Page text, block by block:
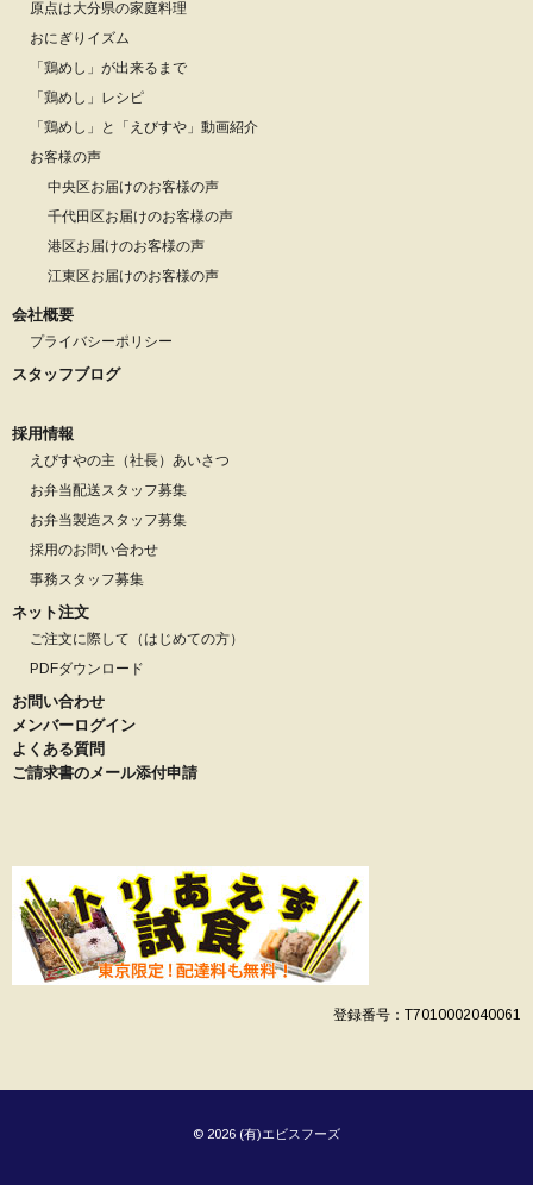
原点は大分県の家庭料理
おにぎりイズム
「鶏めし」が出来るまで
「鶏めし」レシピ
「鶏めし」と「えびすや」動画紹介
お客様の声
中央区お届けのお客様の声
千代田区お届けのお客様の声
港区お届けのお客様の声
江東区お届けのお客様の声
会社概要
プライバシーポリシー
スタッフブログ
採用情報
えびすやの主（社長）あいさつ
お弁当配送スタッフ募集
お弁当製造スタッフ募集
採用のお問い合わせ
事務スタッフ募集
ネット注文
ご注文に際して（はじめての方）
PDFダウンロード
お問い合わせ
メンバーログイン
よくある質問
ご請求書のメール添付申請
登録番号：T7010002040061
© 2026 (有)エビスフーズ